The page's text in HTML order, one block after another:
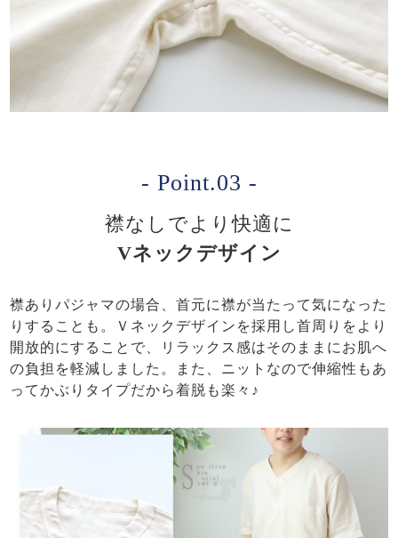
- Point.03 -
襟なしでより快適に
Vネックデザイン
襟ありパジャマの場合、首元に襟が当たって気になった
りすることも。Ｖネックデザインを採用し首周りをより
開放的にすることで、リラックス感はそのままにお肌へ
の負担を軽減しました。また、ニットなので伸縮性もあ
ってかぶりタイプだから着脱も楽々♪